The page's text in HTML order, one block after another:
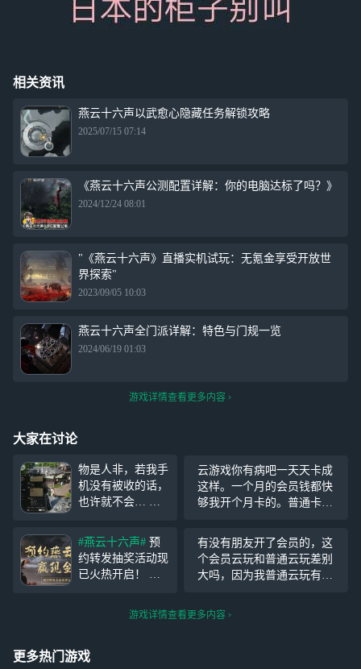
相关资讯
燕云十六声以武愈心隐藏任务解锁攻略
2025/07/15 07:14
《燕云十六声公测配置详解：你的电脑达标了吗？》
2024/12/24 08:01
"《燕云十六声》直播实机试玩：无氪金享受开放世
界探索"
2023/09/05 10:03
燕云十六声全门派详解：特色与门规一览
2024/06/19 01:03
游戏详情查看更多内容
大家在讨论
物是人非，若我手
机没有被收的话，
也许就不会… 我
佳期到底是谁呀？
一直占着我虾圆的
位置
云游戏你有病吧一天天卡成
这样。一个月的会员钱都快
够我开个月卡的。普通卡的
很会圈钱哦小网易^^
#燕云十六声#
约转发抽奖活动现
已火热开启！ 福
享《燕云十六声》
预约活动即有机会
和手游会员年卡！
有没有朋友开了会员的，这
个会员云玩和普通云玩差别
大吗，因为我普通云玩有点
员云玩，把我下载的燕云卸
游戏详情查看更多内容
更多热门游戏